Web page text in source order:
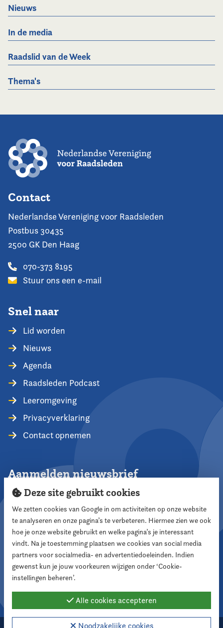
Nieuws
In de media
Raadslid van de Week
Thema's
Contact
Nederlandse Vereniging voor Raadsleden
Postbus 30435
2500 GK Den Haag
070-373 8195
Stuur ons een e-mail
Snel naar
Lid worden
Nieuws
Agenda
Raadsleden Podcast
Leeromgeving
Privacyverklaring
Contact opnemen
Aanmelden nieuwsbrief
Aanmelden
Volg ons
Deze site gebruikt cookies
We zetten cookies van Google in om activiteiten op onze website
te analyseren en onze pagina’s te verbeteren. Hiermee zien we ook
hoe je onze website gebruikt en welke pagina’s je interessant
vindt. Na je toestemming plaatsen we cookies van social media
partners voor socialmedia- en advertentiedoeleinden. Indien
gewenst kun je jouw voorkeuren wijzigen onder ‘Cookie-
instellingen beheren’.
Alle cookies accepteren
Noodzakelijke cookies